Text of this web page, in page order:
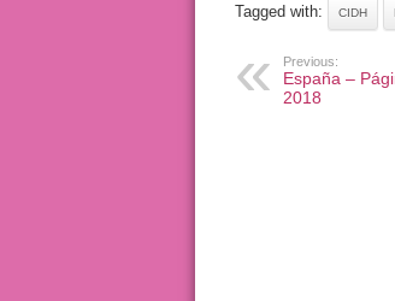
Tagged with: CIDH
Previous:
España –
2018